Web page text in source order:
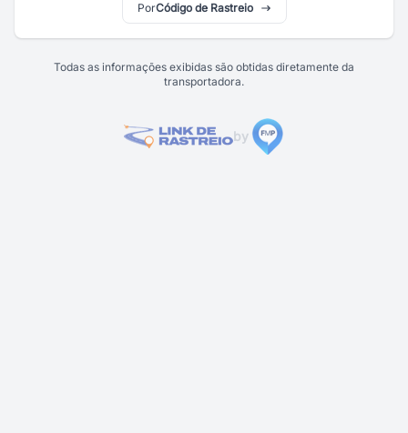
PorCódigo de Rastreio
Todas as informações exibidas são obtidas diretamente da
transportadora.
by